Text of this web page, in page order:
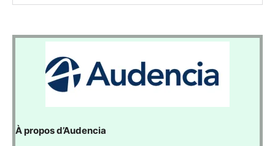
À propos d’Audencia